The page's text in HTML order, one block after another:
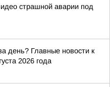
страшной аварии под
день? Главные новости к
2026 года